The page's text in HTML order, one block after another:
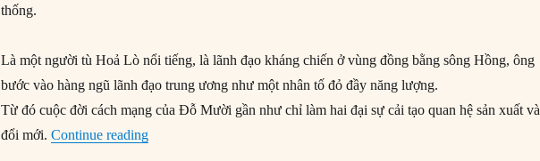
thống.
Là một người tù Hoả Lò nổi tiếng, là lãnh đạo kháng chiến ở vùng đồng bằng sông Hồng, ông
bước vào hàng ngũ lãnh đạo trung ương như một nhân tố đỏ đầy năng lượng.
Từ đó cuộc đời cách mạng của Đỗ Mười gần như chỉ làm hai đại sự cải tạo quan hệ sản xuất và
đổi mới.Continue reading“Tổng Bí thư Đỗ Mười: Từ cải tạo đến đổi mới”